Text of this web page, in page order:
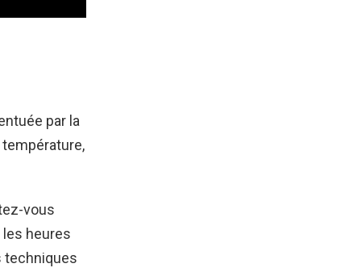
par la
température,
vous
heures
techniques